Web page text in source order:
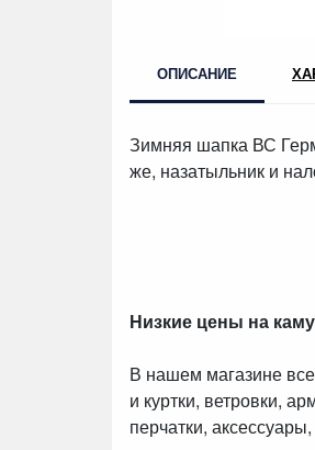
ОПИСАНИЕ
Зимняя шапка ВС
же, назатыльник и
Низкие цены на
В нашем магазине
и куртки, ветровки,
перчатки,